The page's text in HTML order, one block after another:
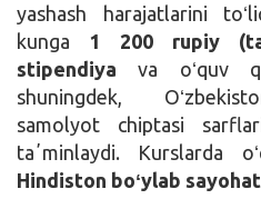
yashash harajatlarini
kunga 1 200 rupiy
stipendiya va oʻquv
shuningdek,
samolyot chiptasi
taʼminlaydi. Kurslarda
Hindiston boʻylab